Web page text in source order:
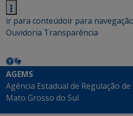
ir para conteúdoir para navegação
Ouvidoria Transparência
AGEMS
Agência Estadual de Regulação
Mato Grosso do Sul